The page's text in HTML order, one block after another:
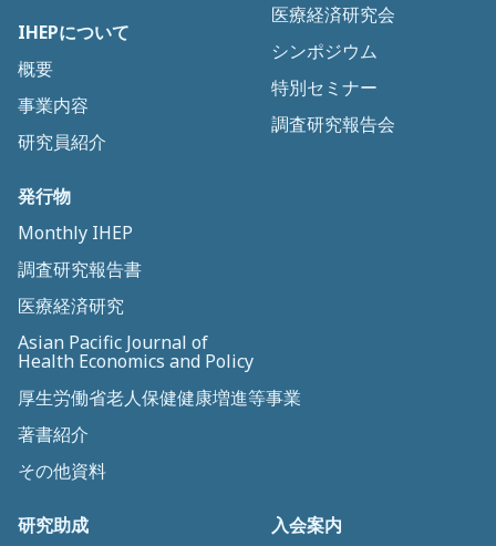
IHEPについて
概要
事業内容
研究員紹介
医療経済研究会
シンポジウム
特別セミナー
調査研究報告会
発行物
Monthly IHEP
調査研究報告書
医療経済研究
Asian Pacific Journal of
Health Economics and Policy
厚生労働省老人保健健康増進等事業
著書紹介
その他資料
研究助成
入会案内